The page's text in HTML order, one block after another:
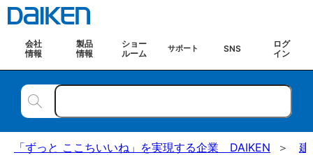
会社
情報
製品
情報
ショー
ルーム
サポート SNS
ログ
イン
「ずっと ここちいいね」を実現する企業 DAIKEN 建